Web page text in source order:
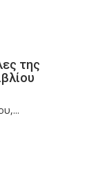
της